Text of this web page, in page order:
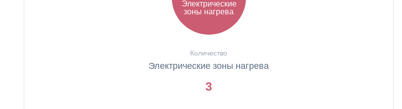
Электрические
зоны нагрева
Количество
Электрические зоны нагрева
3